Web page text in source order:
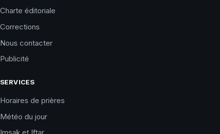
Charte éditoriale
Corrections
Nous contacter
Publicité
SERVICES
Horaires de prières
Météo du jour